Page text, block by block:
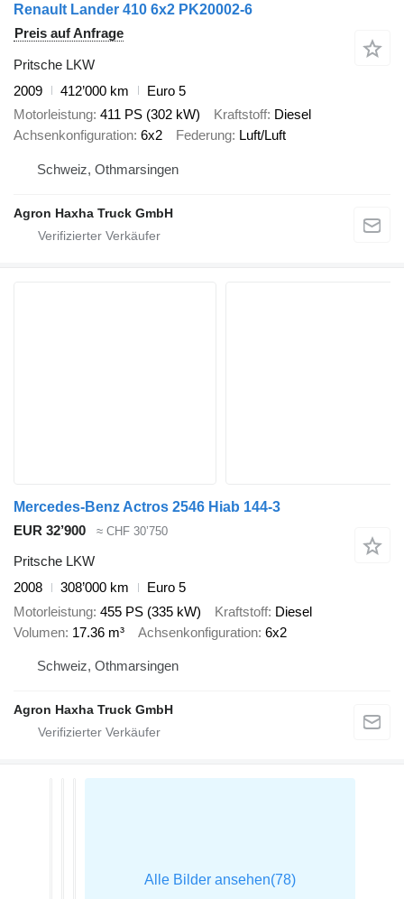
Renault Lander 410 6x2 PK20002-6
Preis auf Anfrage
Pritsche LKW
2009
412’000 km
Euro 5
Motorleistung 411 PS (302 kW) Kraftstoff Diesel
Achsenkonfiguration 6x2 Federung Luft/Luft
Schweiz, Othmarsingen
Agron Haxha Truck GmbH
Mercedes-Benz Actros 2546 Hiab 144-3
EUR 32’900
≈ CHF 30’750
Pritsche LKW
2008
308’000 km
Euro 5
Motorleistung 455 PS (335 kW) Kraftstoff Diesel
Volumen 17.36 m³ Achsenkonfiguration 6x2
Schweiz, Othmarsingen
Agron Haxha Truck GmbH